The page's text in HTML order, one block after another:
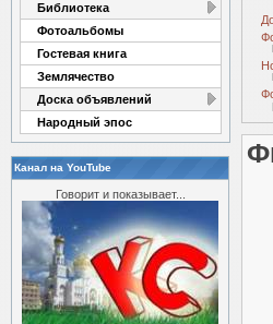
Библиотека
Фотоальбомы
Гостевая книга
Землячество
Доска объявлений
Народный эпос
Канал на YouTube
Говорит и показывает...